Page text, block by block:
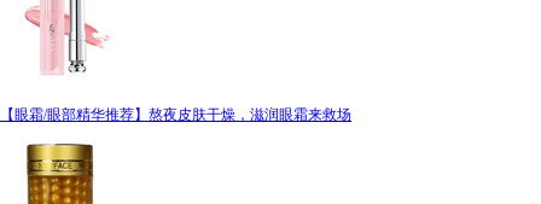
【眼霜/眼部精华推荐】熬夜皮肤干燥，滋润眼霜来救场